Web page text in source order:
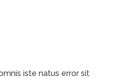
iste natus error sit